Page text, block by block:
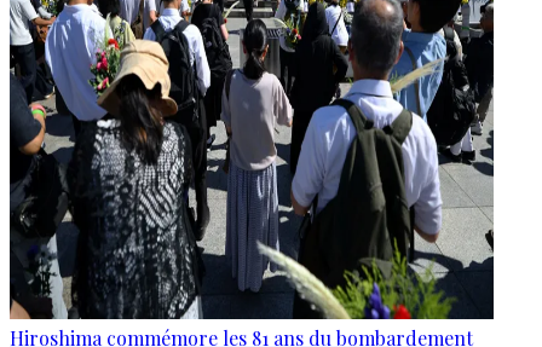
Hiroshima commémore les 81 ans du bombardement